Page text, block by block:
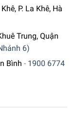
một bề mặt luôn
P. La Khê, Hà
Trung, Quận
6)
Bình - 1900 6774